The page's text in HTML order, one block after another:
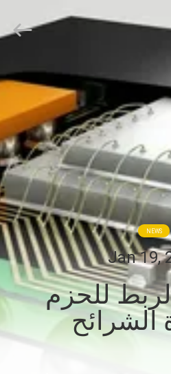
NEWS
Jan 19,
للحزم
الشرائح